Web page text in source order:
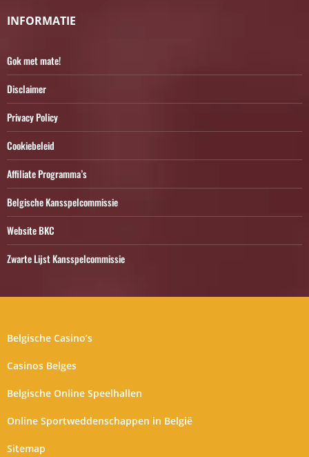
INFORMATIE
Gok met mate!
Disclaimer
Privacy Policy
Cookiebeleid
Affiliate Programma’s
Belgische Kansspelcommissie
Website BKC
Zwarte Lijst Kansspelcommissie
Belgische Casino’s
Casinos Belges
Belgische Online Speelhallen
Online Sportweddenschappen in België
Sitemap